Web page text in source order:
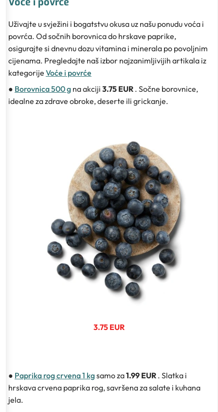
Uživajte u svježini i bogatstvu okusa uz našu ponudu voća i
povrća. Od sočnih borovnica do hrskave paprike,
osigurajte si dnevnu dozu vitamina i minerala po povoljnim
cijenama. Pregledajte naš izbor najzanimljivijih artikala iz
kategorije Voće i povrće
● Borovnica 500 g na akciji 3.75 EUR . Sočne borovnice,
idealne za zdrave obroke, deserte ili grickanje.
3.75 EUR
● Paprika rog crvena 1 kgsamo za1.99 EUR . Slatka i
hrskava crvena paprika rog, savršena za salate i kuhana
jela.